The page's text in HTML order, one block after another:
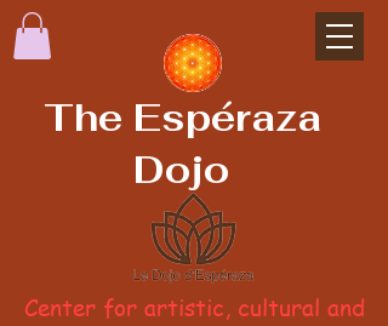
Center for artistic, cultural and
The Espéraza
Dojo